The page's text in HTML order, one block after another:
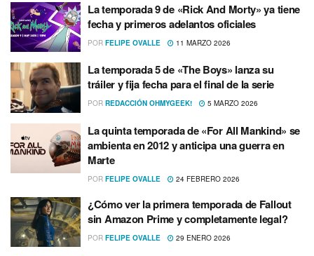
La temporada 9 de «Rick And Morty» ya tiene
fecha y primeros adelantos oficiales
POR FELIPE OVALLE 11 MARZO 2026
La temporada 5 de «The Boys» lanza su
tráiler y fija fecha para el final de la serie
POR REDACCIÓN OHMYGEEK! 5 MARZO 2026
La quinta temporada de «For All Mankind» se
ambienta en 2012 y anticipa una guerra en
Marte
POR FELIPE OVALLE 24 FEBRERO 2026
¿Cómo ver la primera temporada de Fallout
sin Amazon Prime y completamente legal?
POR FELIPE OVALLE 29 ENERO 2026